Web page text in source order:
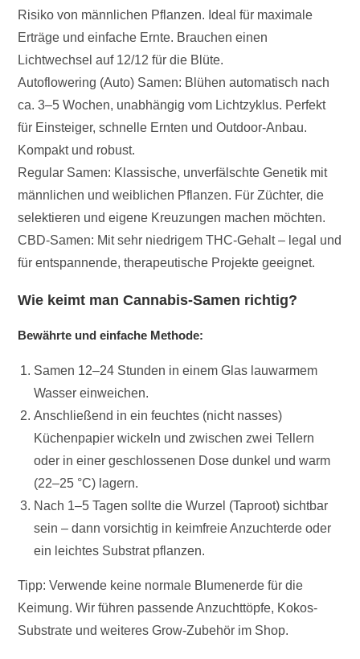
Risiko von männlichen Pflanzen. Ideal für maximale
Erträge und einfache Ernte. Brauchen einen
Lichtwechsel auf 12/12 für die Blüte.
Autoflowering (Auto) Samen: Blühen automatisch nach
ca. 3–5 Wochen, unabhängig vom Lichtzyklus. Perfekt
für Einsteiger, schnelle Ernten und Outdoor-Anbau.
Kompakt und robust.
Regular Samen: Klassische, unverfälschte Genetik mit
männlichen und weiblichen Pflanzen. Für Züchter, die
selektieren und eigene Kreuzungen machen möchten.
CBD-Samen: Mit sehr niedrigem THC-Gehalt – legal und
für entspannende, therapeutische Projekte geeignet.
Wie keimt man Cannabis-Samen richtig?
Bewährte und einfache Methode:
Samen 12–24 Stunden in einem Glas lauwarmem
Wasser einweichen.
Anschließend in ein feuchtes (nicht nasses)
Küchenpapier wickeln und zwischen zwei Tellern
oder in einer geschlossenen Dose dunkel und warm
(22–25 °C) lagern.
Nach 1–5 Tagen sollte die Wurzel (Taproot) sichtbar
sein – dann vorsichtig in keimfreie Anzuchterde oder
ein leichtes Substrat pflanzen.
Tipp: Verwende keine normale Blumenerde für die
Keimung. Wir führen passende Anzuchttöpfe, Kokos-
Substrate und weiteres Grow-Zubehör im Shop.